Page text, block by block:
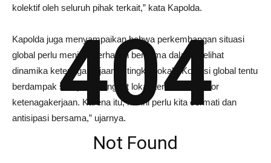
kolektif oleh seluruh pihak terkait,” kata Kapolda.
Kapolda juga menyampaikan bahwa perkembangan situasi
global perlu menjadi perhatian bersama dalam melihat
dinamika ketenagakerjaan di tingkat lokal. “Kondisi global tentu
berdampak sampai ke tingkat lokal, termasuk sektor
ketenagakerjaan. Karena itu, hal ini perlu kita cermati dan
antisipasi bersama,” ujarnya.
404
Not Found